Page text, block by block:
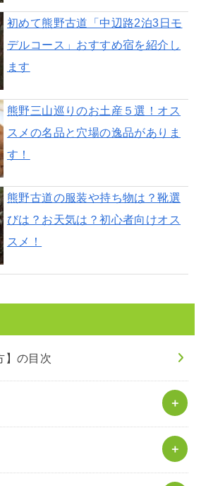
初めて熊野古道「中辺路2泊3日モ
デルコース」おすすめ宿を紹介し
ます
熊野三山巡りのお土産５選！オス
スメの名品と穴場の逸品がありま
す！
熊野古道の服装や持ち物は？靴選
びは？お天気は？初心者向けオス
スメ！
】の目次